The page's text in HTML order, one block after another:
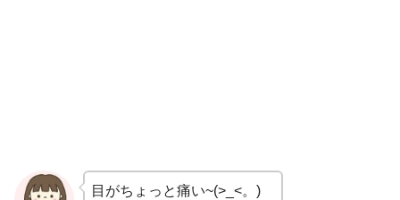
目がちょっと痛い~(>_<。)ゝ